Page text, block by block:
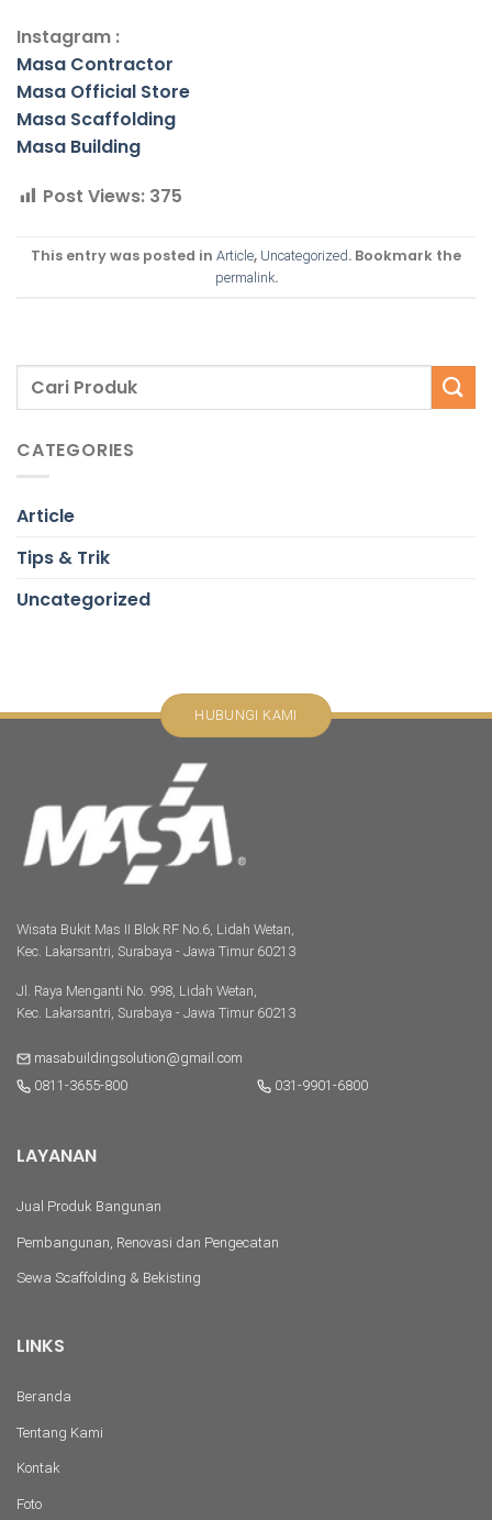
Instagram :
Masa Contractor
Masa Official Store
Masa Scaffolding
Masa Building
Post Views: 375
This entry was posted in Article, Uncategorized . Bookmark the
permalink.
CATEGORIES
Article
Tips & Trik
Uncategorized
Wisata Bukit Mas II Blok RF No.6, Lidah Wetan,
Kec. Lakarsantri, Surabaya - Jawa Timur 60213
Jl. Raya Menganti No. 998, Lidah Wetan,
Kec. Lakarsantri, Surabaya - Jawa Timur 60213
masabuildingsolution@gmail.com
0811-3655-800
031-9901-6800
LAYANAN
Jual Produk Bangunan
Pembangunan, Renovasi dan Pengecatan
Sewa Scaffolding & Bekisting
LINKS
Beranda
Tentang Kami
Kontak
Foto
HUBUNGI KAMI